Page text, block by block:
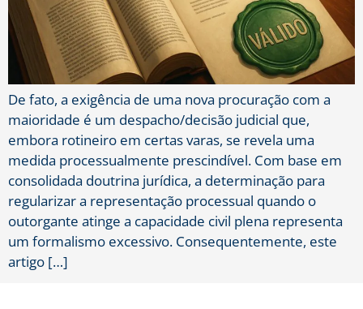
De fato, a exigência de uma nova procuração com a
maioridade é um despacho/decisão judicial que,
embora rotineiro em certas varas, se revela uma
medida processualmente prescindível. Com base em
consolidada doutrina jurídica, a determinação para
regularizar a representação processual quando o
outorgante atinge a capacidade civil plena representa
um formalismo excessivo. Consequentemente, este
artigo […]